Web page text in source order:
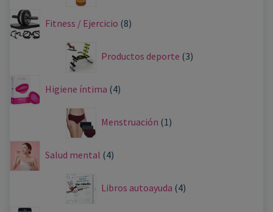
Fitness / Ejercicio 8
Productos deporte 3
Higiene íntima 4
Menstruación 1
Salud mental 4
Libros autoayuda 4